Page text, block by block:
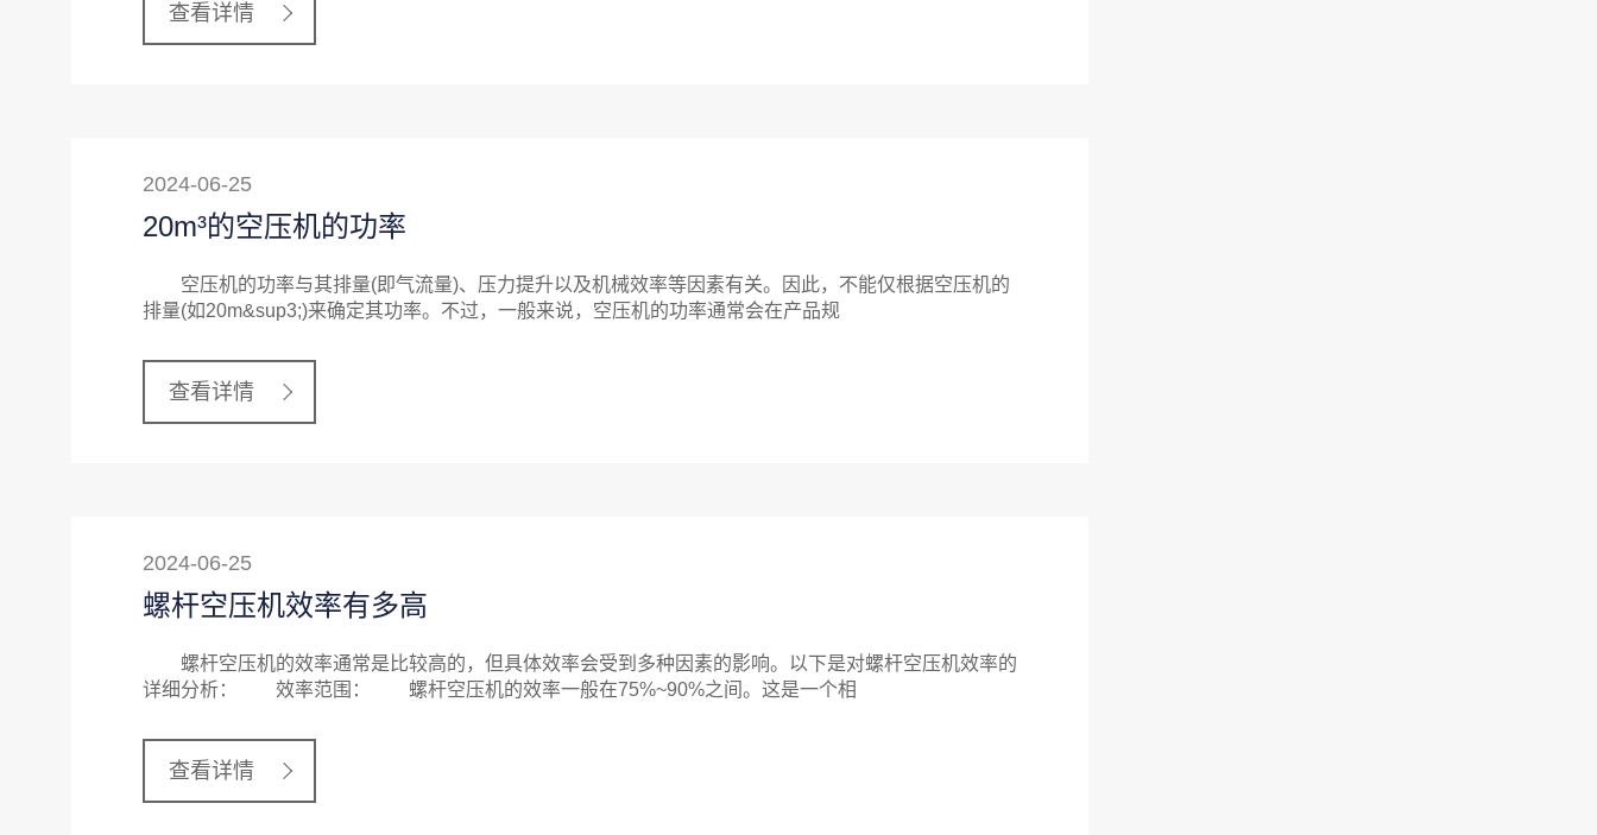
查看详情
2024-06-25
20m³的空压机的功率
空压机的功率与其排量(即气流量)、压力提升以及机械效率等因素有关。因此，不能仅根据空压机的
排量(如20m&sup3;)来确定其功率。不过，一般来说，空压机的功率通常会在产品规
查看详情
2024-06-25
螺杆空压机效率有多高
螺杆空压机的效率通常是比较高的，但具体效率会受到多种因素的影响。以下是对螺杆空压机效率的
详细分析： 效率范围： 螺杆空压机的效率一般在75%~90%之间。这是一个相
查看详情